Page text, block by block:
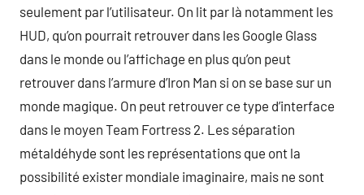
seulement par l’utilisateur. On lit par là notamment les
HUD, qu’on pourrait retrouver dans les Google Glass
dans le monde ou l’affichage en plus qu’on peut
retrouver dans l’armure d’Iron Man si on se base sur un
monde magique. On peut retrouver ce type d’interface
dans le moyen Team Fortress 2. Les séparation
métaldéhyde sont les représentations que ont la
possibilité exister mondiale imaginaire, mais ne sont